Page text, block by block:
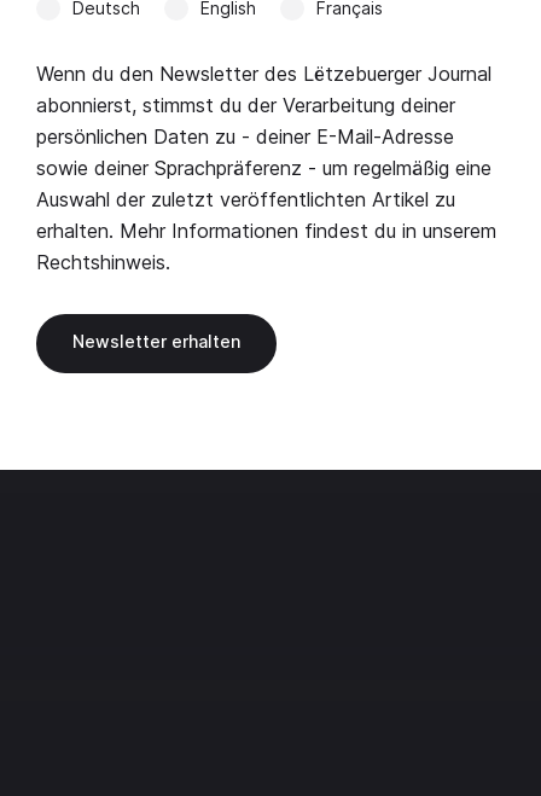
Deutsch English Français
Wenn du den Newsletter des Lëtzebuerger Journal
abonnierst, stimmst du der Verarbeitung deiner
persönlichen Daten zu - deiner E-Mail-Adresse
sowie deiner Sprachpräferenz - um regelmäßig eine
Auswahl der zuletzt veröffentlichten Artikel zu
erhalten. Mehr Informationen findest du in unserem
Rechtshinweis.